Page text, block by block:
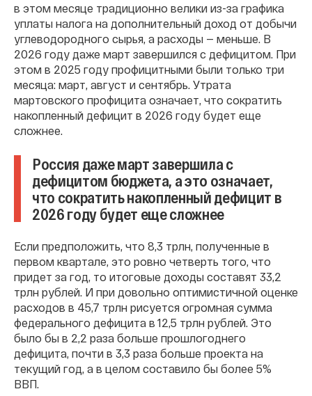
в этом месяце традиционно велики из-за графика
уплаты налога на дополнительный доход от добычи
углеводородного сырья, а расходы — меньше. В
2026 году даже март завершился с дефицитом. При
этом в 2025 году профицитными были только три
месяца: март, август и сентябрь. Утрата
мартовского профицита означает, что сократить
накопленный дефицит в 2026 году будет еще
сложнее.
Россия даже март завершила с
дефицитом бюджета, а это означает,
что сократить накопленный дефицит в
2026 году будет еще сложнее
Если предположить, что 8,3 трлн, полученные в
первом квартале, это ровно четверть того, что
придет за год, то итоговые доходы составят 33,2
трлн рублей. И при довольно оптимистичной оценке
расходов в 45,7 трлн рисуется огромная сумма
федерального дефицита в 12,5 трлн рублей. Это
было бы в 2,2 раза больше прошлогоднего
дефицита, почти в 3,3 раза больше проекта на
текущий год, а в целом составило бы более 5%
ВВП.